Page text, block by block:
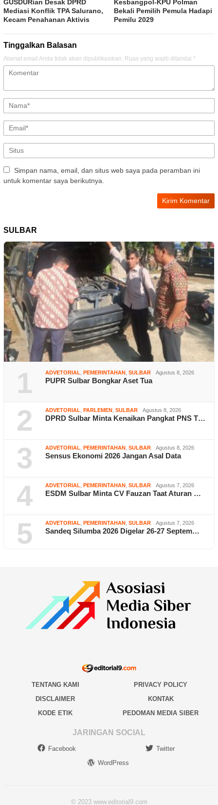
GUSDURian Desak DPRD
Mediasi Konflik TPA Salurano,
Kecam Penahanan Aktivis
Kesbangpol-KPU Polman
Bekali Pemilih Pemula Hadapi
Pemilu 2029
Tinggalkan Balasan
Alamat email Anda tidak akan dipublikasikan. Ruas yang wajib ditandai *
Simpan nama, email, dan situs web saya pada peramban ini
untuk komentar saya berikutnya.
SULBAR
1 ADVETORIAL PEMERINTAHAN SULBAR Agustus 8, 2026
PUPR Sulbar Bongkar Aset Tua
2 ADVETORIAL PARLEMEN SULBAR Agustus 8, 2026
DPRD Sulbar Minta Kenaikan Pangkat PNS T…
3 ADVETORIAL PEMERINTAHAN SULBAR Agustus 8, 2026
Sensus Ekonomi 2026 Jangan Asal Data
4 ADVETORIAL PEMERINTAHAN SULBAR Agustus 7, 2026
ESDM Sulbar Minta CV Fauzan Taat Aturan …
5 ADVETORIAL PEMERINTAHAN SULBAR Agustus 7, 2026
Sandeq Silumba 2026 Digelar 26-27 Septem…
TENTANG KAMI
PRIVACY POLICY
DISCLAIMER
KONTAK
KODE ETIK
PEDOMAN MEDIA SIBER
JARINGAN SOCIAL
Facebook
Twitter
WordPress
© 2023 www.editorial9.com